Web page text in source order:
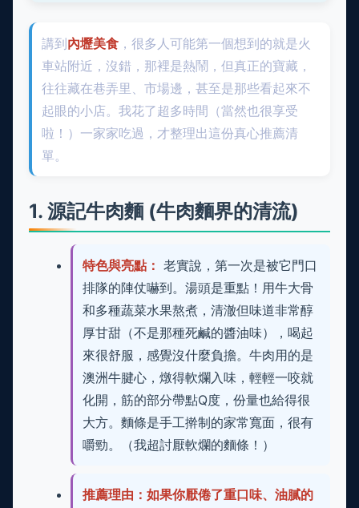
講到 內壢美食 ，很多人可能第一個想到的就是火
車站附近，沒錯，那裡是熱鬧，但真正的寶藏，
往往藏在巷弄里、市場邊，甚至是那些看起來不
起眼的小店。我花了超多時間（當然也很享受
啦！）一家家吃過，才整理出這份真心推薦清
單。
1. 源記牛肉麵 (牛肉麵界的清流)
特色與亮點： 老實說，第一次是被它門口
排隊的陣仗嚇到。湯頭是重點！用牛大骨
和多種蔬菜水果熬煮，清澈但味道非常醇
厚甘甜（不是那種死鹹的醬油味），喝起
來很舒服，感覺沒什麼負擔。牛肉用的是
澳洲牛腱心，燉得軟爛入味，輕輕一咬就
化開，筋的部分帶點Q度，份量也給得很
大方。麵條是手工擀制的家常寬面，很有
嚼勁。（我超討厭軟爛的麵條！）
推薦理由：如果你厭倦了重口味、油膩的